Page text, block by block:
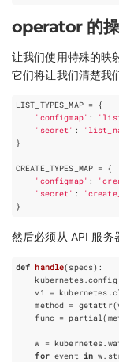
operator 的
让我们使用特殊的映
它们将让我们清楚我
LIST_TYPES_MAP = {
'configmap' :
'secret' :
}
CREATE_TYPES_MAP = {
'configmap' :
'secret' :
}
然后必须从 API 服务
def handle(specs):
kubernetes.config
v1
= kubernetes .
method = getattr(
func
= partial(
w = kubernetes.
for event in w.